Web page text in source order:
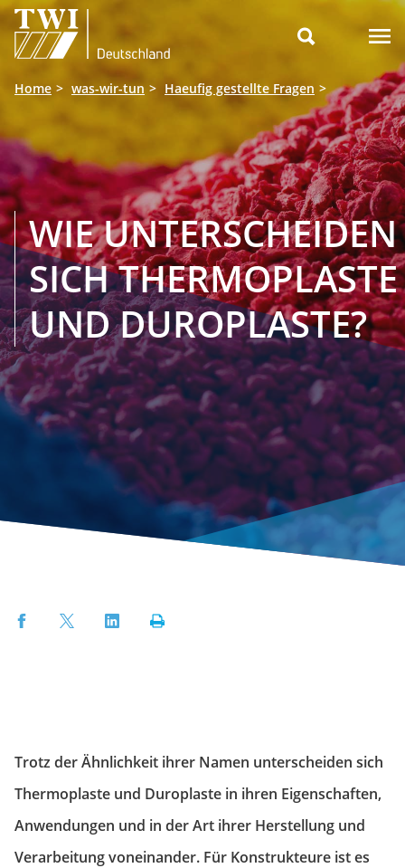

Home was-wir-tun Haeufig gestellte Fragen
WIE UNTERSCHEIDEN
SICH THERMOPLASTE
UND DUROPLASTE?
FacebookTwitterLinkedInPrint
Trotz der Ähnlichkeit ihrer Namen unterscheiden sich
Thermoplaste und Duroplaste in ihren Eigenschaften,
Anwendungen und in der Art ihrer Herstellung und
Verarbeitung voneinander. Für Konstrukteure ist es